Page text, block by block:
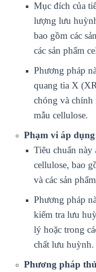
Mục đích của
lượng lưu
bao gồm các
các sản phẩm
Phương pháp
quang tia X
chóng và
mẫu cellulose.
Phạm vi áp
Tiêu chuẩn này
cellulose, bao
và các sản
Phương pháp
kiểm tra lưu
lý hoặc trong
chất lưu huỳnh.
Phương pháp